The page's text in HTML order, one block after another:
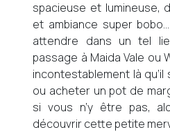
spacieuse et lumineuse,
et ambiance super
attendre dans un tel
passage à Maida Vale ou
incontestablement là
ou acheter un pot de
si vous n’y être pas,
découvrir cette petite